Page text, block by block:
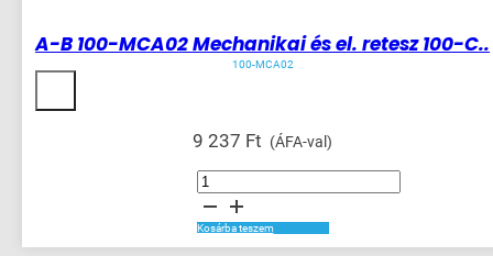
A-B 100-MCA02 Mechanikai és el. retesz 100-C..
100-MCA02
9 237 Ft (ÁFA-val)
A-
MCA02
Mechanikai
és
el.
Kosárba teszem